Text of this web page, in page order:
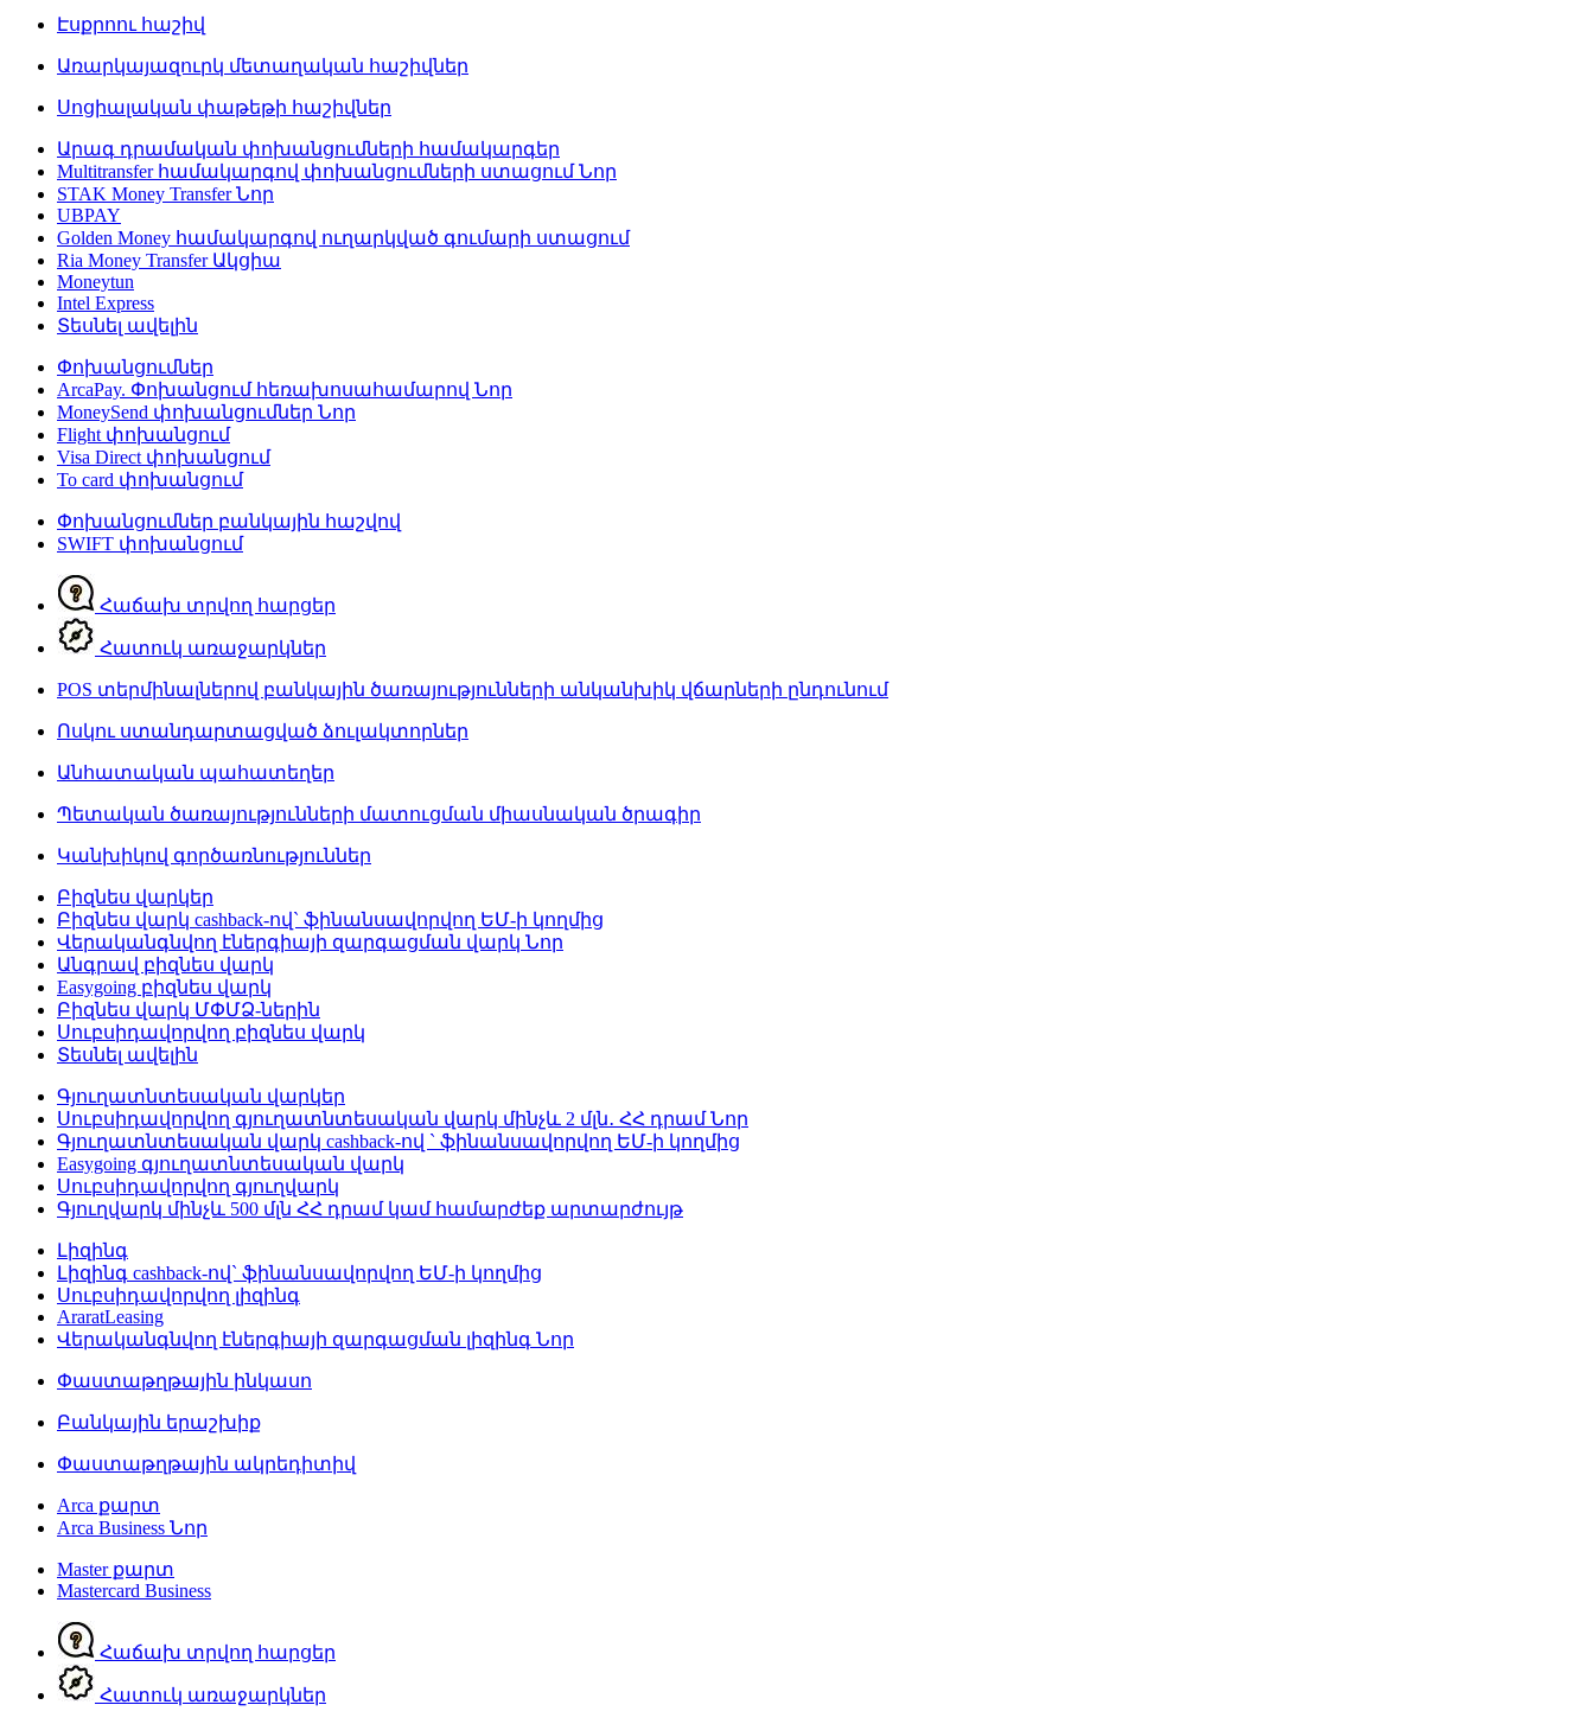
Էսքրոու հաշիվ
Առարկայազուրկ մետաղական հաշիվներ
Սոցիալական փաթեթի հաշիվներ
Արագ դրամական փոխանցումների համակարգեր
Multitransfer համակարգով փոխանցումների ստացումՆոր
STAK Money TransferՆոր
UBPAY
Golden Money համակարգով ուղարկված գումարի ստացում
Ria Money Transfer Ակցիա
Moneytun
Intel Express
Տեսնել ավելին
Փոխանցումներ
ArcaPay. Փոխանցում հեռախոսահամարով Նոր
MoneySend փոխանցումներ Նոր
Flight փոխանցում
Visa Direct փոխանցում
To card փոխանցում
Փոխանցումներ բանկային հաշվով
SWIFT փոխանցում
Հաճախ տրվող հարցեր
Հատուկ առաջարկներ
POS տերմինալներով բանկային ծառայությունների անկանխիկ վճարների ընդունում
Ոսկու ստանդարտացված ձուլակտորներ
Անհատական պահատեղեր
Պետական ծառայությունների մատուցման միասնական ծրագիր
Կանխիկով գործառնություններ
Բիզնես վարկեր
Բիզնես վարկ cashback-ով` ֆինանսավորվող ԵՄ-ի կողմից
Վերականգնվող էներգիայի զարգացման վարկ Նոր
Անգրավ բիզնես վարկ
Easygoing բիզնես վարկ
Բիզնես վարկ ՄՓՄՁ-ներին
Սուբսիդավորվող բիզնես վարկ
Տեսնել ավելին
Գյուղատնտեսական վարկեր
Սուբսիդավորվող գյուղատնտեսական վարկ մինչև 2 մլն․ ՀՀ դրամՆոր
Գյուղատնտեսական վարկ cashback-ով ` ֆինանսավորվող ԵՄ-ի կողմից
Easygoing գյուղատնտեսական վարկ
Սուբսիդավորվող գյուղվարկ
Գյուղվարկ մինչև 500 մլն ՀՀ դրամ կամ համարժեք արտարժույթ
Լիզինգ
Լիզինգ cashback-ով` ֆինանսավորվող ԵՄ-ի կողմից
Սուբսիդավորվող լիզինգ
AraratLeasing
Վերականգնվող էներգիայի զարգացման լիզինգ Նոր
Փաստաթղթային ինկասո
Բանկային երաշխիք
Փաստաթղթային ակրեդիտիվ
Arca քարտ
Arca Business Նոր
Master քարտ
Mastercard Business
Հաճախ տրվող հարցեր
Հատուկ առաջարկներ